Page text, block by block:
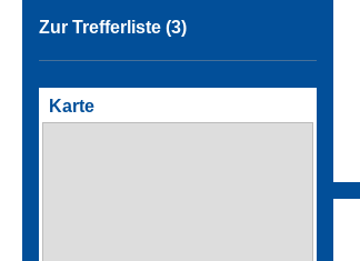
Zur Trefferliste (3)
Karte